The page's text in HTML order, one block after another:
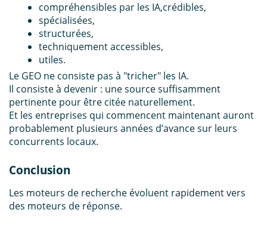
compréhensibles par les IA,crédibles,
spécialisées,
structurées,
techniquement accessibles,
utiles.
Le GEO ne consiste pas à "tricher" les IA.
Il consiste à devenir : une source suffisamment
pertinente pour être citée naturellement.
Et les entreprises qui commencent maintenant auront
probablement plusieurs années d’avance sur leurs
concurrents locaux.
Conclusion
Les moteurs de recherche évoluent rapidement vers
des moteurs de réponse.